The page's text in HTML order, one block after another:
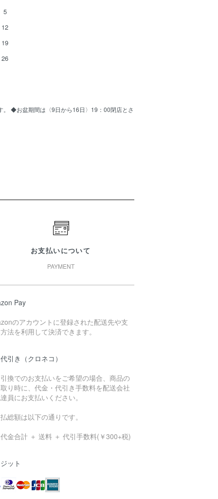
5
12
19
26
。 ◆お盆期間は〈9日から16日〉19：00閉店とさ
お支払いについて
PAYMENT
Pay
のアカウントに登録された配送先や支
法を利用して決済できます。
引き（クロネコ）
換でのお支払いをご希望の場合、商品の
り時に、代金・代引き手数料を配送会社
員にお支払いください。
総額は以下の通りです。
金合計 ＋ 送料 ＋ 代引手数料(￥300+税)
ット